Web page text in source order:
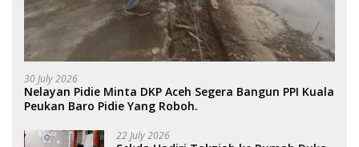
30 July 2026
Nelayan Pidie Minta DKP Aceh Segera Bangun PPI Kuala
Peukan Baro Pidie Yang Roboh.
22 July 2026